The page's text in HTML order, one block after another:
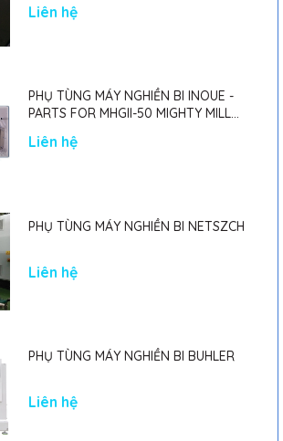
Liên hệ
PHỤ TÙNG MÁY NGHIỀN BI INOUE -
PARTS FOR MHGII-50 MIGHTY MILL
Liên hệ
PHỤ TÙNG MÁY NGHIỀN BI NETSZCH
Liên hệ
PHỤ TÙNG MÁY NGHIỀN BI BUHLER
Liên hệ